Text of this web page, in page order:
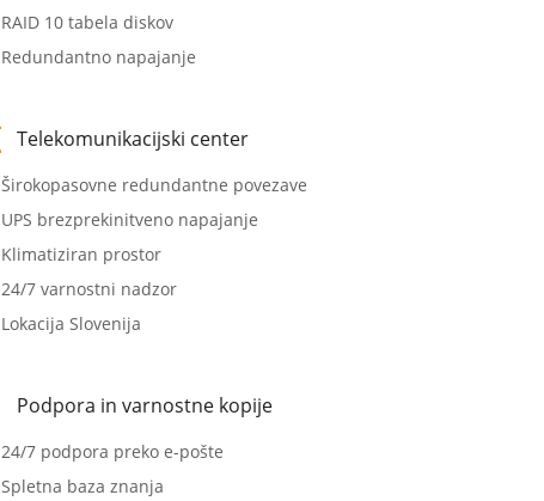
RAID 10 tabela diskov
Redundantno napajanje
Telekomunikacijski center
Širokopasovne redundantne povezave
UPS brezprekinitveno napajanje
Klimatiziran prostor
24/7 varnostni nadzor
Lokacija Slovenija
Podpora in varnostne kopije
24/7 podpora preko e-pošte
Spletna baza znanja